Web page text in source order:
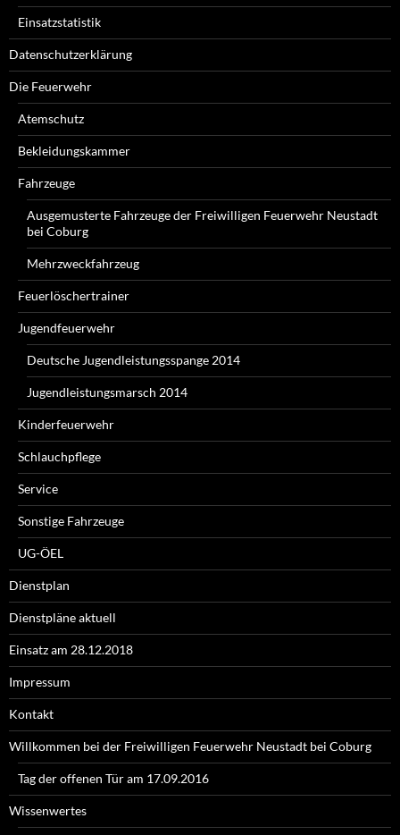
Einsatzstatistik
Datenschutzerklärung
Die Feuerwehr
Atemschutz
Bekleidungskammer
Fahrzeuge
Ausgemusterte Fahrzeuge der Freiwilligen Feuerwehr Neustadt
bei Coburg
Mehrzweckfahrzeug
Feuerlöschertrainer
Jugendfeuerwehr
Deutsche Jugendleistungsspange 2014
Jugendleistungsmarsch 2014
Kinderfeuerwehr
Schlauchpflege
Service
Sonstige Fahrzeuge
UG-ÖEL
Dienstplan
Dienstpläne aktuell
Einsatz am 28.12.2018
Impressum
Kontakt
Willkommen bei der Freiwilligen Feuerwehr Neustadt bei Coburg
Tag der offenen Tür am 17.09.2016
Wissenwertes